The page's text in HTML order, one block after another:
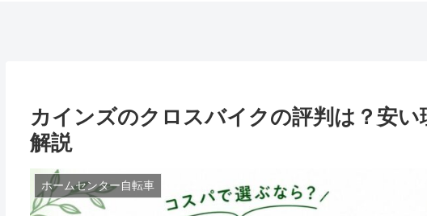
カインズのクロスバイクの評判は？安
解説
ホームセンター自転車